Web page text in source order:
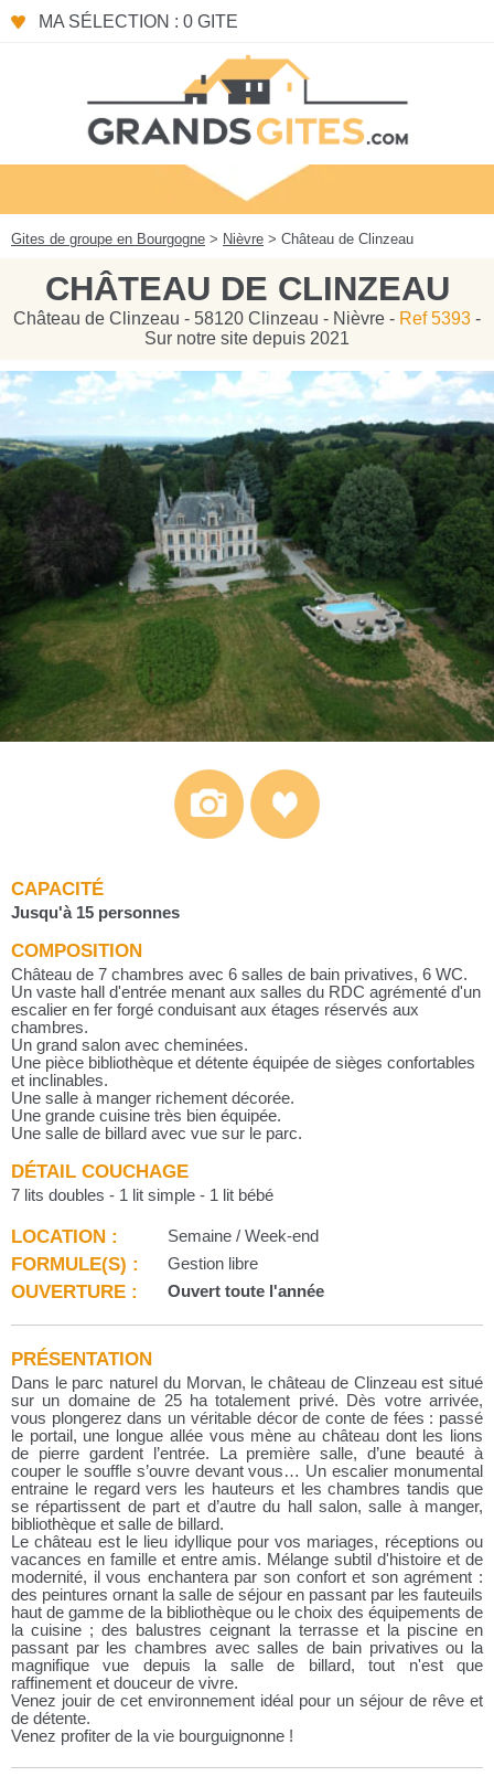
MA SÉLECTION : 0 GITE
Gites de groupe en Bourgogne > Nièvre > Château de Clinzeau
CHÂTEAU DE CLINZEAU
Château de Clinzeau - 58120 Clinzeau - Nièvre - Ref 5393 -
Sur notre site depuis 2021
CAPACITÉ
Jusqu'à 15 personnes
COMPOSITION
Château de 7 chambres avec 6 salles de bain privatives, 6 WC.
Un vaste hall d'entrée menant aux salles du RDC agrémenté d'un
escalier en fer forgé conduisant aux étages réservés aux
chambres.
Un grand salon avec cheminées.
Une pièce bibliothèque et détente équipée de sièges confortables
et inclinables.
Une salle à manger richement décorée.
Une grande cuisine très bien équipée.
Une salle de billard avec vue sur le parc.
DÉTAIL COUCHAGE
7 lits doubles - 1 lit simple - 1 lit bébé
LOCATION : Semaine / Week-end
FORMULE(S) : Gestion libre
OUVERTURE : Ouvert toute l'année
PRÉSENTATION
Dans le parc naturel du Morvan, le château de Clinzeau est situé
sur un domaine de 25 ha totalement privé. Dès votre arrivée,
vous plongerez dans un véritable décor de conte de fées : passé
le portail, une longue allée vous mène au château dont les lions
de pierre gardent l’entrée. La première salle, d’une beauté à
couper le souffle s’ouvre devant vous… Un escalier monumental
entraine le regard vers les hauteurs et les chambres tandis que
se répartissent de part et d’autre du hall salon, salle à manger,
bibliothèque et salle de billard.
Le château est le lieu idyllique pour vos mariages, réceptions ou
vacances en famille et entre amis. Mélange subtil d'histoire et de
modernité, il vous enchantera par son confort et son agrément :
des peintures ornant la salle de séjour en passant par les fauteuils
haut de gamme de la bibliothèque ou le choix des équipements de
la cuisine ; des balustres ceignant la terrasse et la piscine en
passant par les chambres avec salles de bain privatives ou la
magnifique vue depuis la salle de billard, tout n'est que
raffinement et douceur de vivre.
Venez jouir de cet environnement idéal pour un séjour de rêve et
de détente.
Venez profiter de la vie bourguignonne !
Panneau de gestion des cookies